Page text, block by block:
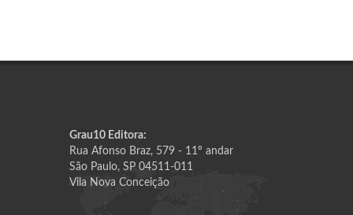
Grau10 Editora:
Rua Afonso Braz, 579 - 11º andar
São Paulo, SP 04511-011
Vila Nova Conceição